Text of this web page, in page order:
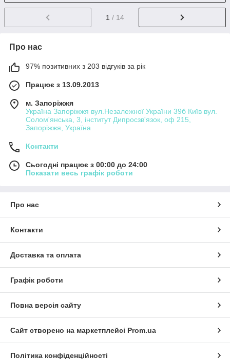
1 / 14
Про нас
97% позитивних з 203 відгуків за рік
Працює з 13.09.2013
м. Запоріжжя
Україна Запоріжжя вул.Незалежної України 39б Київ вул.
Солом'янська, 3, інститут Дипросзв'язок, оф 215,
Запоріжжя, Україна
Контакти
Сьогодні працює з 00:00 до 24:00
Показати весь графік роботи
Про нас
Контакти
Доставка та оплата
Графік роботи
Повна версія сайту
Сайт створено на маркетплейсі Prom.ua
Політика конфіденційності